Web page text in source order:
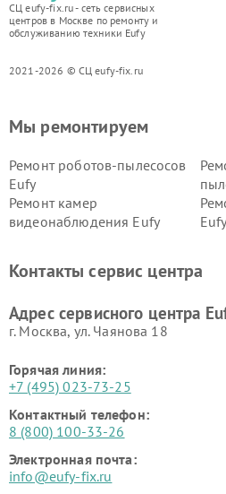
СЦ eufy-fix.ru - сеть сервисных
центров в Москве по ремонту и
обслуживанию техники Eufy
2021-2026 © СЦ eufy-fix.ru
Мы ремонтируем
Ремонт роботов-пылесосов
Eufy
Ремонт камер
видеонаблюдения Eufy
Eufy
Контакты сервис центра
Адрес сервисного центра
г. Москва, ул. Чаянова 18
Горячая линия:
+7 (495) 023-73-25
Контактный телефон:
8 (800) 100-33-26
Электронная почта:
info@eufy-fix.ru